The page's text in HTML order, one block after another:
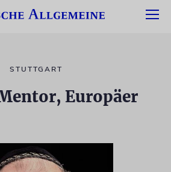
STUTTGART
Europäer